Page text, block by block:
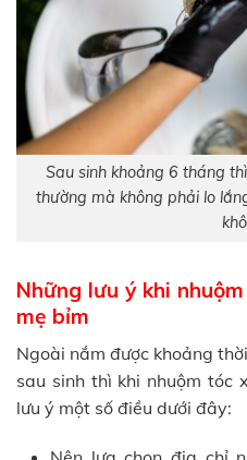
Sau sinh khoảng 6 tháng
thường mà không phải lo
Những lưu ý khi
mẹ bỉm
Ngoài nắm được khoảng
sau sinh thì khi nhuộm tóc
lưu ý một số điều dưới đây: